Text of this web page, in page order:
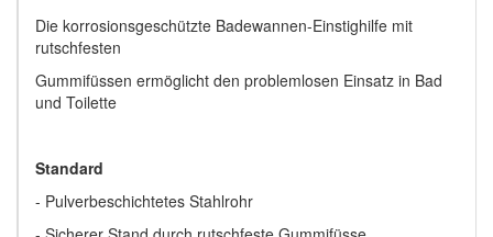
Die korrosionsgeschützte Badewannen-Einstighilfe mit
rutschfesten
Gummifüssen ermöglicht den problemlosen Einsatz in Bad
und Toilette
Standard
- Pulverbeschichtetes Stahlrohr